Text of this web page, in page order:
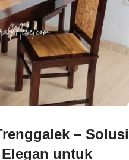
– Solusi
untuk